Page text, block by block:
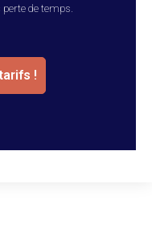
perte de temps.
!